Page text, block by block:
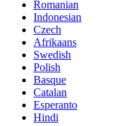
Romanian
Indonesian
Czech
Afrikaans
Swedish
Polish
Basque
Catalan
Esperanto
Hindi